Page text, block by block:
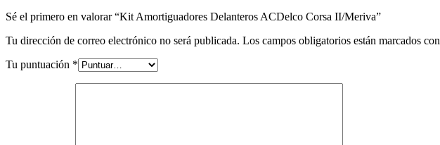
Sé el primero en valorar “Kit Amortiguadores Delanteros ACDelco Corsa II/Meriva”
Tu dirección de correo electrónico no será publicada. Los campos obligatorios están marcados con
Tu puntuación *